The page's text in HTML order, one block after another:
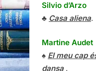
Silvio d’Arzo
♣ Casa aliena.
Martine Audet
♠ El meu cap
dansa.